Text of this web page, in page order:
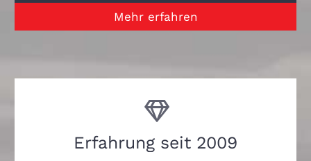
Mehr erfahren
Erfahrung seit 2009